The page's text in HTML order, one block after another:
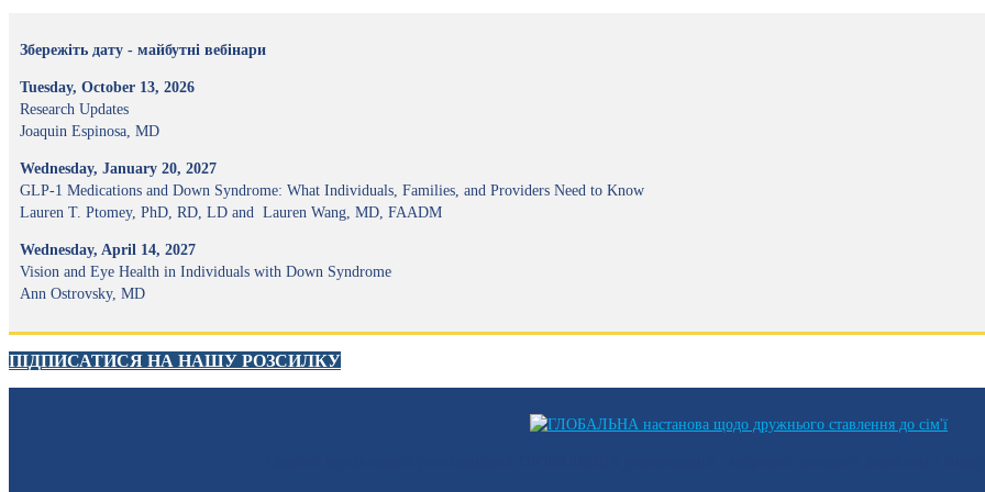
Збережіть дату - майбутні вебінари
Tuesday, October 13, 2026
Research Updates
Joaquin Espinosa, MD
Wednesday, January 20, 2027
GLP-1 Medications and Down Syndrome: What Individuals, Families, and Providers Need to Know
Lauren T. Ptomey, PhD, RD, LD and Lauren Wang, MD, FAADM
Wednesday, April 14, 2027
Vision and Eye Health in Individuals with Down Syndrome
Ann Ostrovsky, MD
ПІДПИСАТИСЯ НА НАШУ РОЗСИЛКУ